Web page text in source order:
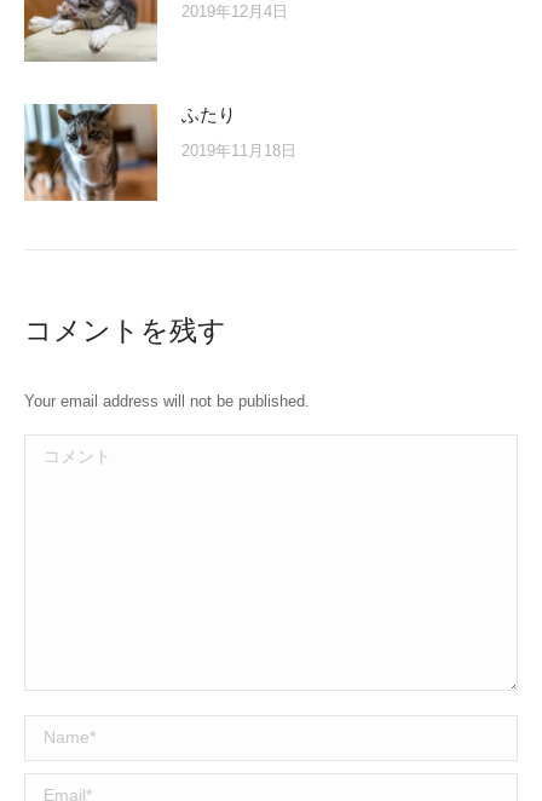
2019年12月4日
ふたり
2019年11月18日
コメントを残す
Your email address will not be published.
コメント
Name *
Email *